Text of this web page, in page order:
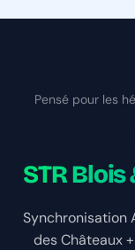
Pensé pour les
STR
Synchronisation
des Châteaux